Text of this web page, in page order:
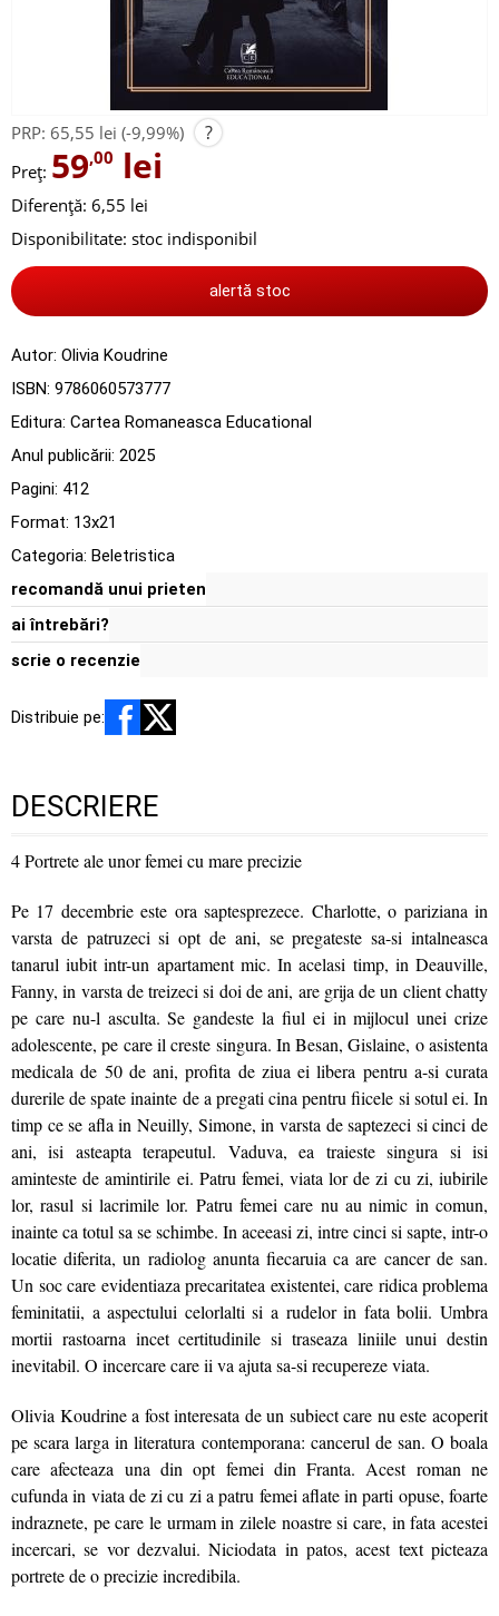
PRP: 65,55 lei (-9,99%) ?
Preț: 59,00 lei
Diferență: 6,55 lei
Disponibilitate: stoc indisponibil
alertă stoc
Autor: Olivia Koudrine
ISBN: 9786060573777
Editura: Cartea Romaneasca Educational
Anul publicării: 2025
Pagini: 412
Format: 13x21
Categoria: Beletristica
recomandă unui prieten
ai întrebări?
scrie o recenzie
Distribuie pe:
DESCRIERE
4 Portrete ale unor femei cu mare precizie
Pe 17 decembrie este ora saptesprezece. Charlotte, o pariziana in
varsta de patruzeci si opt de ani, se pregateste sa-si intalneasca
tanarul iubit intr-un apartament mic. In acelasi timp, in Deauville,
Fanny, in varsta de treizeci si doi de ani, are grija de un client chatty
pe care nu-l asculta. Se gandeste la fiul ei in mijlocul unei crize
adolescente, pe care il creste singura. In Besan, Gislaine, o asistenta
medicala de 50 de ani, profita de ziua ei libera pentru a-si curata
durerile de spate inainte de a pregati cina pentru fiicele si sotul ei. In
timp ce se afla in Neuilly, Simone, in varsta de saptezeci si cinci de
ani, isi asteapta terapeutul. Vaduva, ea traieste singura si isi
aminteste de amintirile ei. Patru femei, viata lor de zi cu zi, iubirile
lor, rasul si lacrimile lor. Patru femei care nu au nimic in comun,
inainte ca totul sa se schimbe. In aceeasi zi, intre cinci si sapte, intr-o
locatie diferita, un radiolog anunta fiecaruia ca are cancer de san.
Un soc care evidentiaza precaritatea existentei, care ridica problema
feminitatii, a aspectului celorlalti si a rudelor in fata bolii. Umbra
mortii rastoarna incet certitudinile si traseaza liniile unui destin
inevitabil. O incercare care ii va ajuta sa-si recupereze viata.
Olivia Koudrine a fost interesata de un subiect care nu este acoperit
pe scara larga in literatura contemporana: cancerul de san. O boala
care afecteaza una din opt femei din Franta. Acest roman ne
cufunda in viata de zi cu zi a patru femei aflate in parti opuse, foarte
indraznete, pe care le urmam in zilele noastre si care, in fata acestei
incercari, se vor dezvalui. Niciodata in patos, acest text picteaza
portrete de o precizie incredibila.